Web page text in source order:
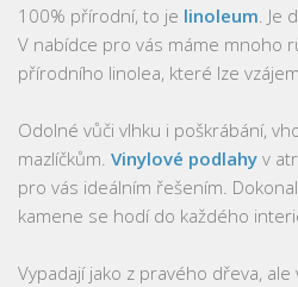
100% přírodní, to je linoleum .
V nabídce pro vás máme mnoho
přírodního linolea, které lze
Odolné vůči vlhku i poškrábání,
mazlíčkům. Vinylové podlahy v
pro vás ideálním řešením.
kamene se hodí do každého
Vypadají jako z pravého dřeva, ale